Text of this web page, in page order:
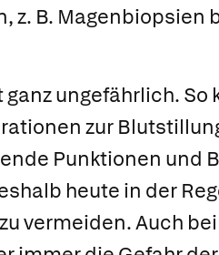
z. B. Magenbiopsien
ungefährlich. So
zur
Punktionen und
heute in der
vermeiden. Auch